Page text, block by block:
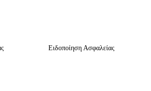
Ειδοποίηση Ασφαλείας